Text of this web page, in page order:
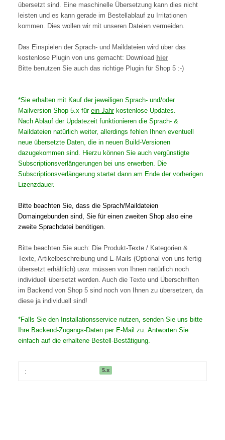
übersetzt sind. Eine maschinelle Übersetzung kann dies nicht
leisten und es kann gerade im Bestellablauf zu Irritationen
kommen. Dies wollen wir mit unseren Dateien vermeiden.
Das Einspielen der Sprach- und Maildateien wird über das
kostenlose Plugin von uns gemacht: Download hier
Bitte benutzen Sie auch das richtige Plugin für Shop 5 :-)
*Sie erhalten mit Kauf der jeweiligen Sprach- und/oder
Mailversion Shop 5.x für ein Jahrkostenlose Updates.
Nach Ablauf der Updatezeit funktionieren die Sprach- &
Maildateien natürlich weiter, allerdings fehlen Ihnen eventuell
neue übersetzte Daten, die in neuen Build-Versionen
dazugekommen sind. Hierzu können Sie auch vergünstigte
Subscriptionsverlängerungen bei uns erwerben. Die
Subscriptionsverlängerung startet dann am Ende der vorherigen
Lizenzdauer.
Bitte beachten Sie, dass die Sprach/Maildateien
Domaingebunden sind, Sie für einen zweiten Shop also eine
zweite Sprachdatei benötigen.
Bitte beachten Sie auch: Die Produkt-Texte / Kategorien &
Texte, Artikelbeschreibung und E-Mails (Optional von uns fertig
übersetzt erhältlich) usw. müssen von Ihnen natürlich noch
individuell übersetzt werden. Auch die Texte und Überschriften
im Backend von Shop 5 sind noch von Ihnen zu übersetzen, da
diese ja individuell sind!
*Falls Sie den Installationsservice nutzen, senden Sie uns bitte
Ihre Backend-Zugangs-Daten per E-Mail zu. Antworten Sie
einfach auf die erhaltene Bestell-Bestätigung.
: 5.x